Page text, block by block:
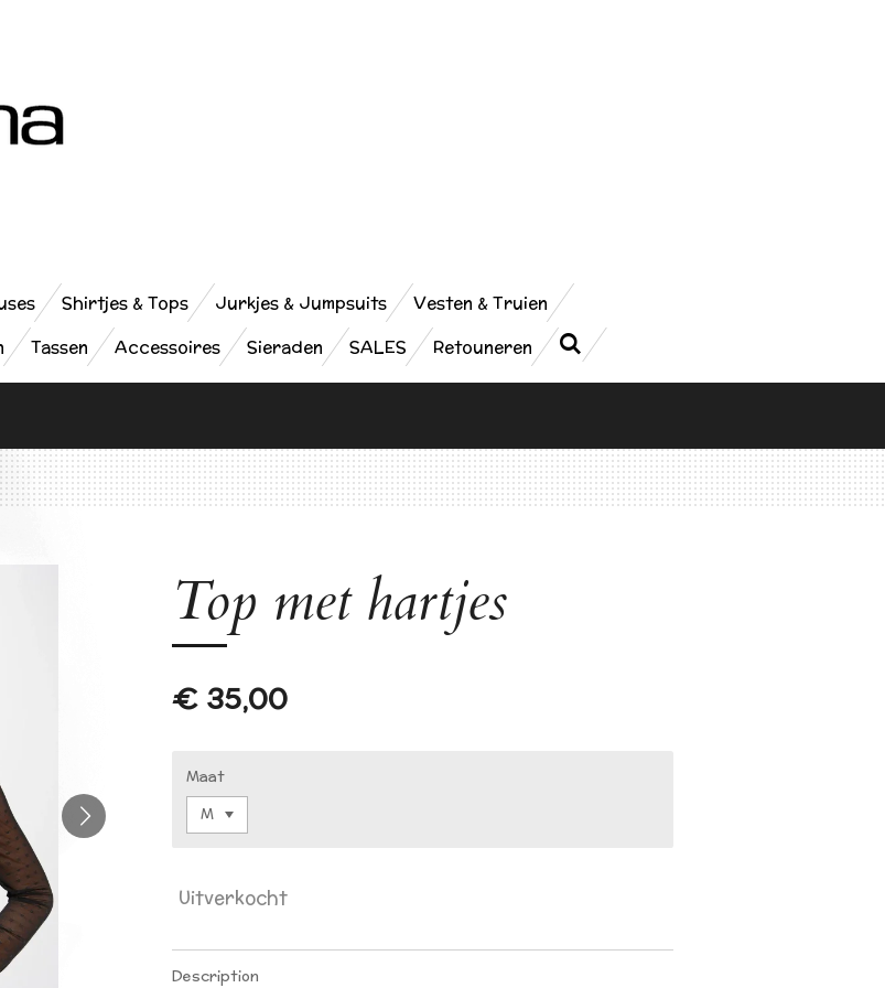
Shirtjes & Tops Jurkjes & Jumpsuits
Vesten & Truien
Tassen Accessoires Sieraden SALES Retouneren
Top met hartjes
€ 35,00
Maat
Uitverkocht
Description